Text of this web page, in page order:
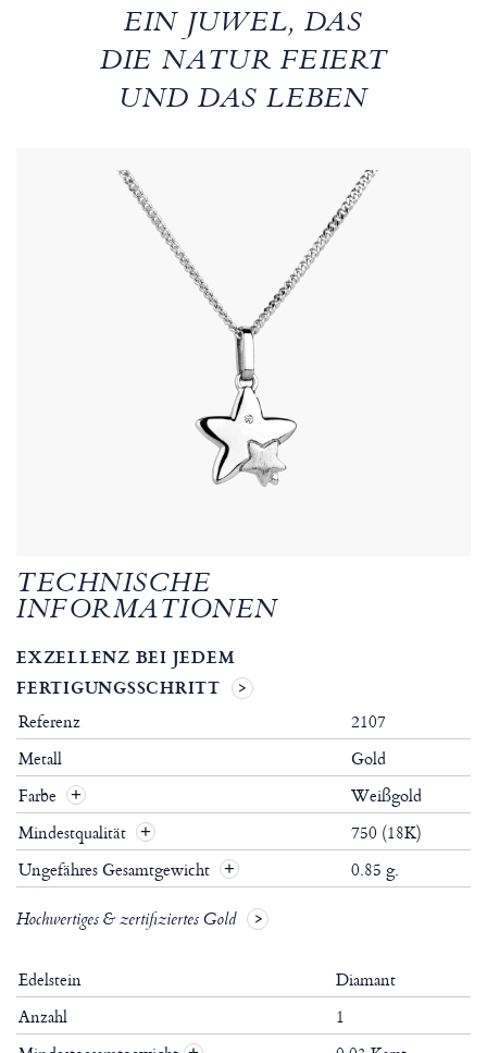
EIN JUWEL, DAS
DIE NATUR FEIERT
UND DAS LEBEN
TECHNISCHE
INFORMATIONEN
EXZELLENZ BEI JEDEM
FERTIGUNGSSCHRITT
Referenz
2107
Metall
Gold
Farbe
Weißgold
Mindestqualität
750 (18K)
Ungefähres Gesamtgewicht
0.85 g.
Hochwertiges & zertifiziertes Gold
Edelstein
Diamant
Anzahl
1